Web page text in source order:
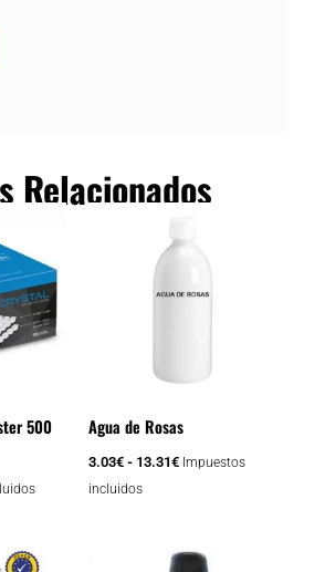
Relacionados
500
tiene
múltiples
variantes.
Las
pueden
de
Agua de Rosas
3.03€ - 13.31€
precios:
desde
Impuestos
incluidos
producto
tiene
múltiples
opciones
pueden
elegir